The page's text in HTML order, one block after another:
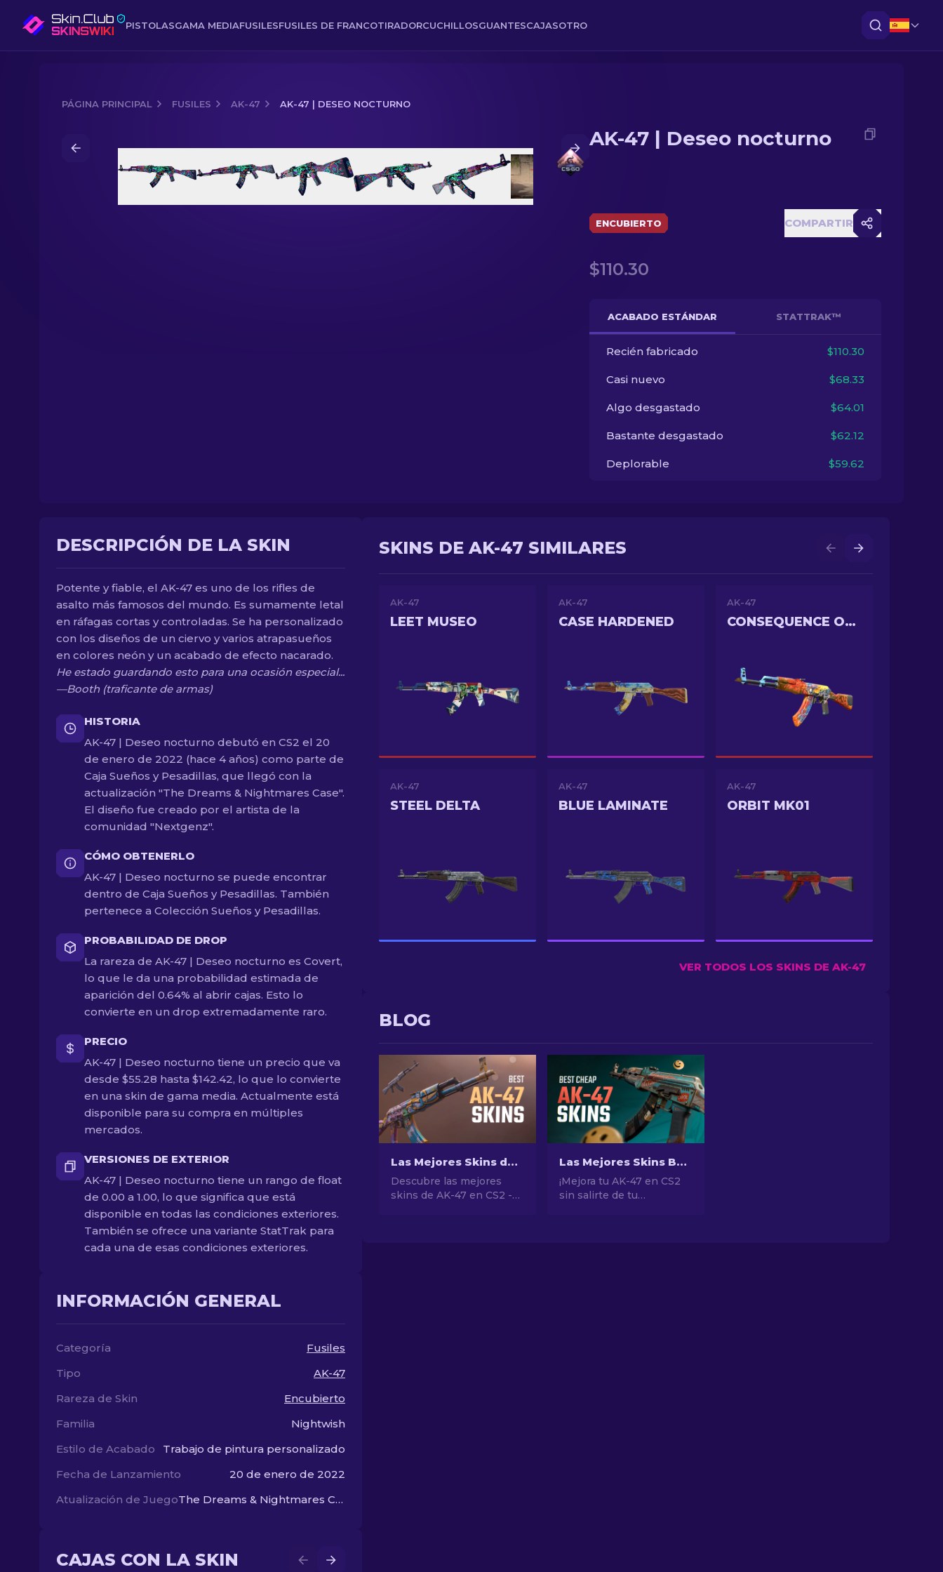
PISTOLASGAMA MEDIAFUSILESFUSILES DE FRANCOTIRADORCUCHILLOSGUANTESCAJASOTRO
PÁGINA PRINCIPAL FUSILES AK-47 AK-47 | DESEO NOCTURNO
AK-47 | Deseo nocturno
ENCUBIERTO COMPARTIR
$110.30
ACABADO ESTÁNDAR STATTRAK™
Recién fabricado $110.30
Casi nuevo $68.33
Algo desgastado $64.01
Bastante desgastado $62.12
Deplorable $59.62
DESCRIPCIÓN DE LA SKIN
Potente y fiable, el AK-47 es uno de los rifles de
asalto más famosos del mundo. Es sumamente letal
en ráfagas cortas y controladas. Se ha personalizado
con los diseños de un ciervo y varios atrapasueños
en colores neón y un acabado de efecto nacarado.
He estado guardando esto para una ocasión especial...
—Booth (traficante de armas)
HISTORIA
AK-47 | Deseo nocturno debutó en CS2 el 20
de enero de 2022 (hace 4 años) como parte de
Caja Sueños y Pesadillas, que llegó con la
actualización "The Dreams & Nightmares Case".
El diseño fue creado por el artista de la
comunidad "Nextgenz".
CÓMO OBTENERLO
AK-47 | Deseo nocturno se puede encontrar
dentro de Caja Sueños y Pesadillas. También
pertenece a Colección Sueños y Pesadillas.
PROBABILIDAD DE DROP
La rareza de AK-47 | Deseo nocturno es Covert,
lo que le da una probabilidad estimada de
aparición del 0.64% al abrir cajas. Esto lo
convierte en un drop extremadamente raro.
PRECIO
AK-47 | Deseo nocturno tiene un precio que va
desde $55.28 hasta $142.42, lo que lo convierte
en una skin de gama media. Actualmente está
disponible para su compra en múltiples
mercados.
VERSIONES DE EXTERIOR
AK-47 | Deseo nocturno tiene un rango de float
de 0.00 a 1.00, lo que significa que está
disponible en todas las condiciones exteriores.
También se ofrece una variante StatTrak para
cada una de esas condiciones exteriores.
INFORMACIÓN GENERAL
Categoría
Fusiles
Tipo
AK-47
Rareza de Skin
Encubierto
Familia
Nightwish
Estilo de Acabado
Trabajo de pintura personalizado
Fecha de Lanzamiento
20 de enero de 2022
Atualización de Juego
The Dreams & Nightmares Case
CAJAS CON LA SKIN
SKINS DE AK-47 SIMILARES
AK-47
LEET MUSEO
AK-47
CASE HARDENED
AK-47
CONSEQUENCE OF THE JINN
AK-47
STEEL DELTA
AK-47
BLUE LAMINATE
AK-47
ORBIT MK01
VER TODOS LOS SKINS DE AK-47
BLOG
Las Mejores Skins de AK-47 en CS2: De Baratas a Caras
Descubre las mejores
skins de AK-47 en CS2 -
Las Mejores Skins Baratas para AK-47 en CS2 Por Menos de $10
¡Mejora tu AK-47 en CS2
sin salirte de tu